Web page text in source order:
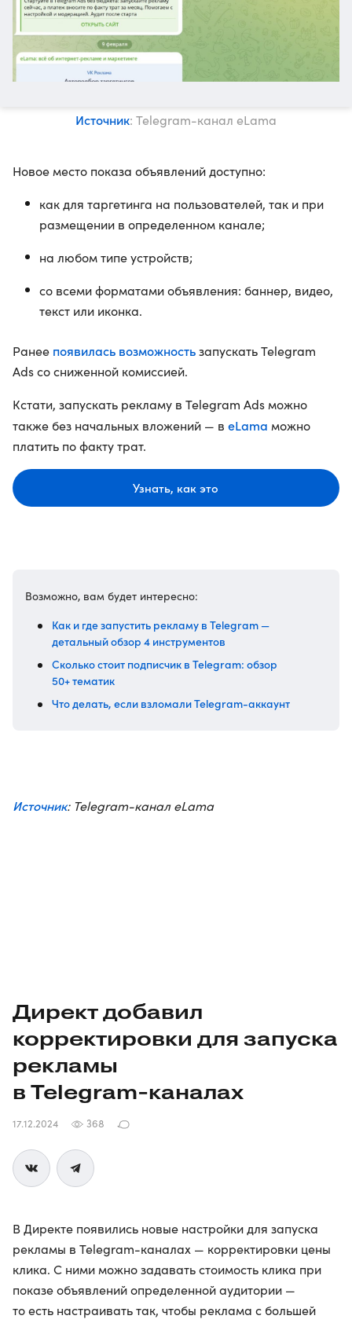
Источник: Telegram-канал eLama
Новое место показа объявлений доступно:
как для таргетинга на пользователей, так и при
размещении в определенном канале;
на любом типе устройств;
со всеми форматами объявления: баннер, видео,
текст или иконка.
Ранее появилась возможностьзапускать Telegram
Ads со сниженной комиссией.
Кстати, запускать рекламу в Telegram Ads можно
также без начальных вложений — в eLama можно
платить по факту трат.
Узнать, как это
Возможно, вам будет интересно:
Как и где запустить рекламу в Telegram —
детальный обзор 4 инструментов
Сколько стоит подписчик в Telegram: обзор
50+ тематик
Что делать, если взломали Telegram-аккаунт
Источник: Telegram-канал eLama
Директ добавил
корректировки для запуска
рекламы
в Telegram-каналах
17.12.2024 368
В Директе появились новые настройки для запуска
рекламы в Telegram-каналах — корректировки цены
клика. С ними можно задавать стоимость клика при
показе объявлений определенной аудитории —
то есть настраивать так, чтобы реклама с большей